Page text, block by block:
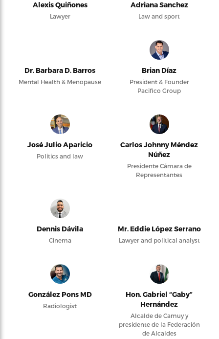
Alexis Quiñones
Lawyer
Adriana Sanchez
Law and sport
Dr. Barbara D. Barros
Mental Health & Menopause
Brian Díaz
President & Founder
Pacifico Group
José Julio Aparicio
Politics and law
Carlos Johnny Méndez
Núñez
Presidente Cámara de
Representantes
Dennis Dávila
Cinema
Mr. Eddie López Serrano
Lawyer and political analyst
González Pons MD
Radiologist
Hon. Gabriel “Gaby”
Hernández
Alcalde de Camuy y
presidente de la Federación
de Alcaldes